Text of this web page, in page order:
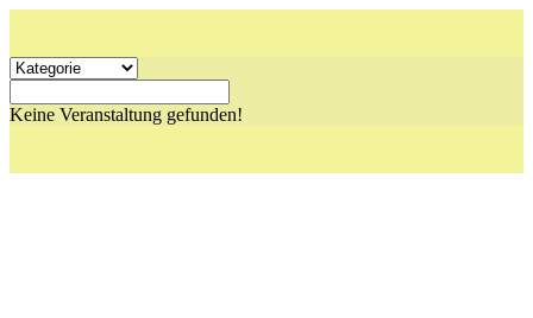
Keine Veranstaltung gefunden!